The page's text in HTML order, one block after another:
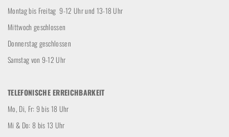
Montag bis Freitag 9-12 Uhr und 13-18 Uhr
Mittwoch geschlossen
Donnerstag geschlossen
Samstag von 9-12 Uhr
TELEFONISCHE ERREICHBARKEIT
Mo, Di, Fr: 9 bis 18 Uhr
Mi & Do: 8 bis 13 Uhr